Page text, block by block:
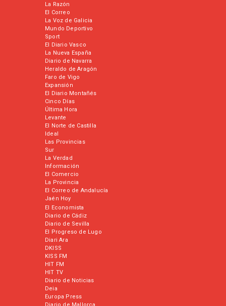
La Razón
El Correo
La Voz de Galicia
Mundo Deportivo
Sport
El Diario Vasco
La Nueva España
Diario de Navarra
Heraldo de Aragón
Faro de Vigo
Expansión
El Diario Montañés
Cinco Días
Última Hora
Levante
El Norte de Castilla
Ideal
Las Provincias
Sur
La Verdad
Información
El Comercio
La Provincia
El Correo de Andalucía
Jaén Hoy
El Economista
Diario de Cádiz
Diario de Sevilla
El Progreso de Lugo
Diari Ara
DKISS
KISS FM
HIT FM
HIT TV
Diario de Noticias
Deia
Europa Press
Diario de Mallorca